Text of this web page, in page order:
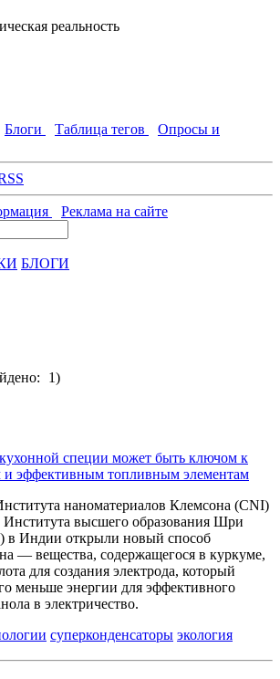
реальность
Блоги Таблица тегов
Опросы и
Реклама на сайте
БЛОГИ
1)
специи может быть ключом к
и эффективным топливным элементам
наноматериалов Клемсона (CNI)
Института высшего образования Шри
в Индии открыли новый способ
— вещества, содержащегося в куркуме,
для создания электрода, который
меньше энергии для эффективного
в электричество.
суперконденсаторы экология